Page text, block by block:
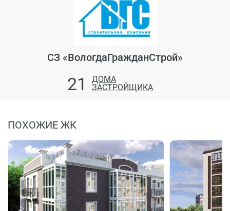
СЗ «ВологдаГражданСтрой»
21
ДОМА
ЗАСТРОЙЩИКА
ПОХОЖИЕ ЖК